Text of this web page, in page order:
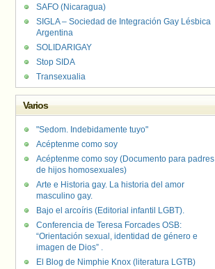
SAFO (Nicaragua)
SIGLA – Sociedad de Integración Gay Lésbica
Argentina
SOLIDARIGAY
Stop SIDA
Transexualia
Varios
"Sedom. Indebidamente tuyo"
Acéptenme como soy
Acéptenme como soy (Documento para padres
de hijos homosexuales)
Arte e Historia gay. La historia del amor
masculino gay.
Bajo el arcoíris (Editorial infantil LGBT).
Conferencia de Teresa Forcades OSB:
“Orientación sexual, identidad de género e
imagen de Dios” .
El Blog de Nimphie Knox (literatura LGTB)